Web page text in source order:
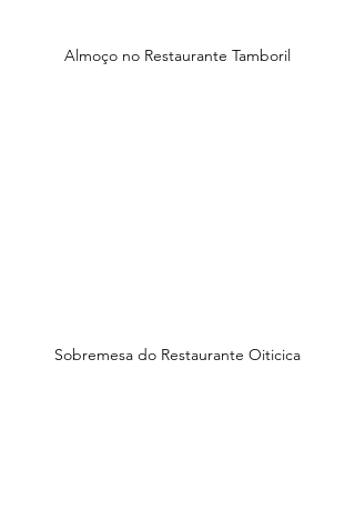
Almoço no Restaurante Tamboril
Sobremesa do Restaurante Oiticica